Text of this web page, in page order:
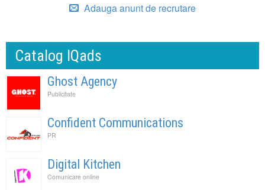
Adauga anunt de recrutare
Catalog IQads
Ghost Agency
Publicitate
Confident Communications
PR
Digital Kitchen
Comunicare online